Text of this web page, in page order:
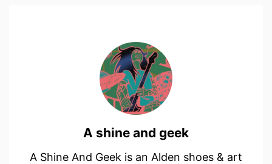
A shine and geek
A Shine And Geek is an Alden shoes & art